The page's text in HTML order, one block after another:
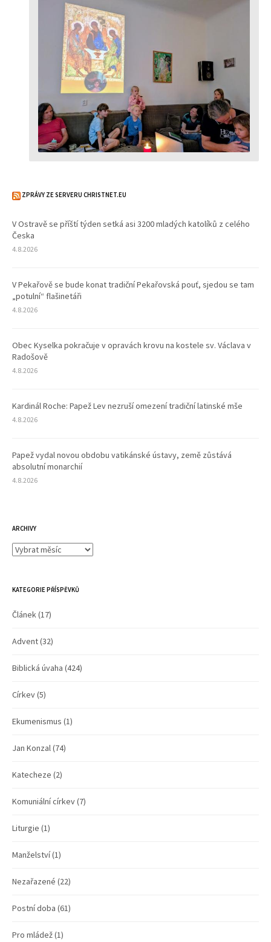
ZPRÁVY ZE SERVERU CHRISTNET.EU
V Ostravě se příští týden setká asi 3200 mladých katolíků z celého
Česka
4.8.2026
V Pekařově se bude konat tradiční Pekařovská pouť, sjedou se tam
„potulní“ flašinetáři
4.8.2026
Obec Kyselka pokračuje v opravách krovu na kostele sv. Václava v
Radošově
4.8.2026
Kardinál Roche: Papež Lev nezruší omezení tradiční latinské mše
4.8.2026
Papež vydal novou obdobu vatikánské ústavy, země zůstává
absolutní monarchií
4.8.2026
ARCHIVY
Archivy
KATEGORIE PŘÍSPĚVKŮ
Článek(17)
Advent(32)
Biblická úvaha (424)
Církev(5)
Ekumenismus (1)
Jan Konzal(74)
Katecheze (2)
Komuniální církev(7)
Liturgie (1)
Manželství(1)
Nezařazené (22)
Postní doba (61)
Pro mládež(1)